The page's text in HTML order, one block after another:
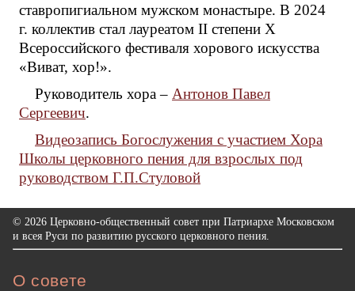
ставропигиальном мужском монастыре. В 2024
г. коллектив стал лауреатом II степени X
Всероссийского фестиваля хорового искусства
«Виват, хор!».
Руководитель хора – Антонов Павел
Сергеевич.
Видеозапись Богослужения с участием Хора
Школы церковного пения для взрослых под
руководством Г.П.Стуловой
© 2026 Церковно-общественный совет при Патриархе Московском
и всея Руси по развитию русского церковного пения.
О совете